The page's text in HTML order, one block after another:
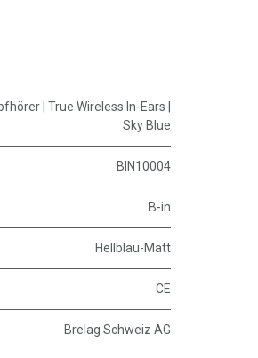
| True Wireless In-Ears |
Sky Blue
BIN10004
B-in
Hellblau-Matt
CE
Brelag Schweiz AG